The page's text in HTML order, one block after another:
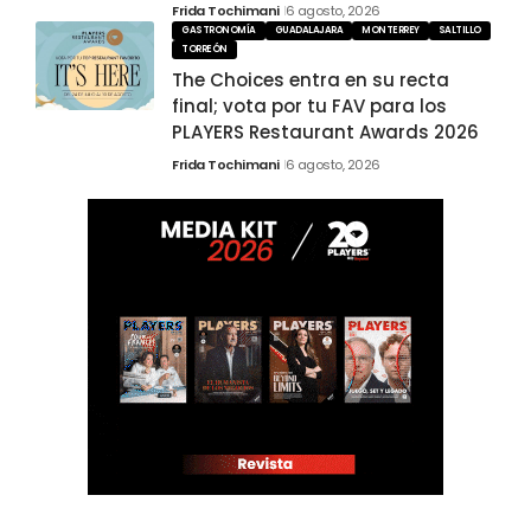
Frida Tochimani 6 agosto, 2026
GASTRONOMÍA GUADALAJARA MONTERREY
SALTILLO
TORREÓN
The Choices entra en su recta
final; vota por tu FAV para los
PLAYERS Restaurant Awards 2026
Frida Tochimani 6 agosto, 2026